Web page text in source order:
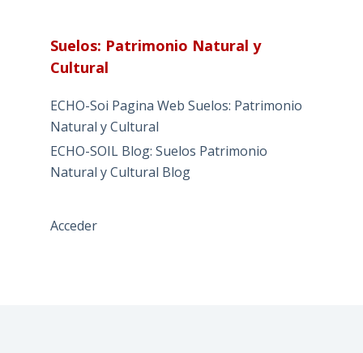
Suelos: Patrimonio Natural y
Cultural
ECHO-Soi Pagina Web Suelos: Patrimonio
Natural y Cultural
ECHO-SOIL Blog: Suelos Patrimonio
Natural y Cultural Blog
Acceder